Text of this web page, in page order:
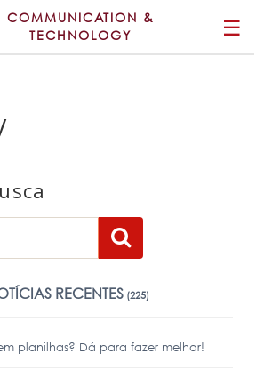
COMMUNICATION &
TECHNOLOGY
☰
RECENTES(225)
planilhas? Dá para fazer melhor!